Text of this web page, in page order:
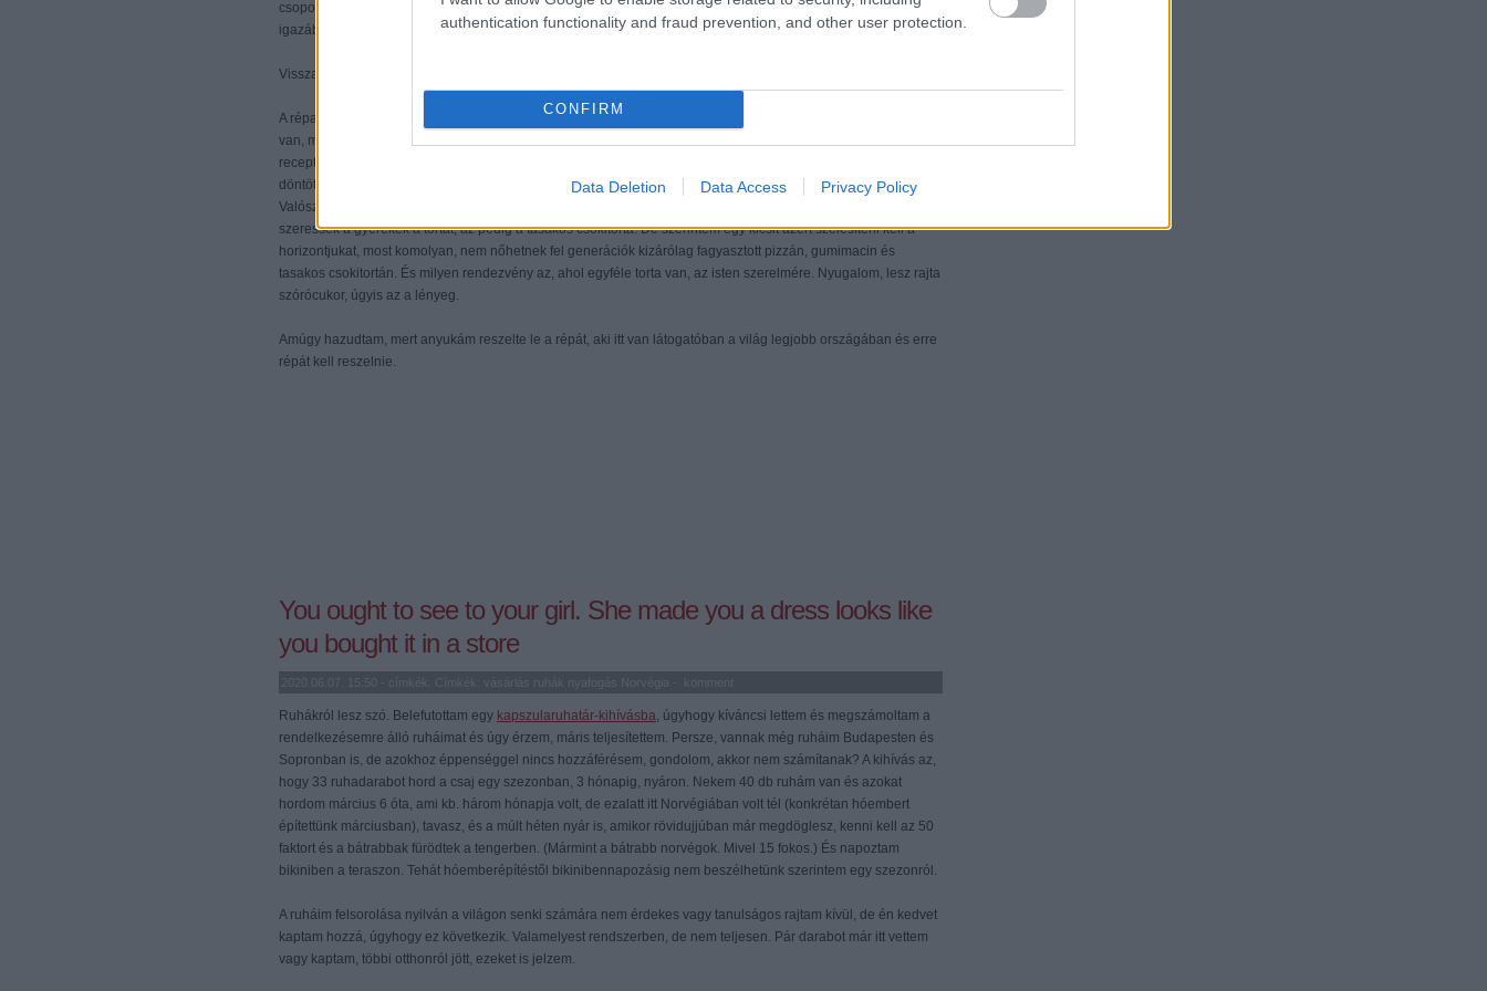
authentication functionality and fraud prevention, and other user protection.
CONFIRM
Data Deletion Data Access Privacy Policy
csoportba, hogy ki tudna hozni csokitortát? Másnap pedig írt nekem, hogy ha esetleg mégnincs kedvem,
igazából nem is kell tortát vinnem, mert már ketten hoznak két nagy csokitortát és annyi végül is elég.
Visszaírtam, hogy "
A répatorta - konkrétan ennek a norvég sütibloggernek a répatortája - bőven a szűk szociális normákon belül
van, mások is szokták hozni norvég gyerekrendezvényekre, konkrétan egy norvég anyukától kaptam a
receptet. Szóval nem baklavával vagy mákosgubával akarom sokkolni a norvég negyedikeseket. Úgy
döntöttem, úgy fogok tenni, mintha nem érteném a helyzetet, és széles mosollyal viszem a répatortát.
Valószínűleg egyébként nem én vagyok fura, hanem a szervező anyuka akar extra biztosra menni, hogy tutira
szeressék a gyerekek a tortát, az pedig a tasakos csokitorta. De szerintem egy kicsit azért szélesíteni kell a
horizontjukat, most komolyan, nem nőhetnek fel generációk kizárólag fagyasztott pizzán, gumimacin és
tasakos csokitortán. És milyen rendezvény az, ahol egyféle torta van, az isten szerelmére. Nyugalom, lesz rajta
szórócukor, úgyis az a lényeg.
Amúgy hazudtam, mert anyukám reszelte le a répát, aki itt van látogatóban a világ legjobb országában és erre
répát kell reszelnie.
You ought to see to your girl. She made you a dress looks like
you bought it in a store
2020.06.07. 15:50 - címkék: Címkék: nyafogás Norvégia
Ruhákról lesz szó. Belefutottam egy kapszularuhatár-kihívásba, úgyhogy kíváncsi lettem és megszámoltam a
rendelkezésemre álló ruháimat és úgy érzem, máris teljesítettem. Persze, vannak még ruháim Budapesten és
Sopronban is, de azokhoz éppenséggel nincs hozzáférésem, gondolom, akkor nem számítanak? A kihívás az,
hogy 33 ruhadarabot hord a csaj egy szezonban, 3 hónapig, nyáron. Nekem 40 db ruhám van és azokat
hordom március 6 óta, ami kb. három hónapja volt, de ezalatt itt Norvégiában volt tél (konkrétan hóembert
építettünk márciusban), tavasz, és a múlt héten nyár is, amikor rövidujjúban már megdöglesz, kenni kell az 50
faktort és a bátrabbak fürödtek a tengerben. (Mármint a bátrabb norvégok. Mivel 15 fokos.) És napoztam
bikiniben a teraszon. Tehát hóemberépítéstől bikinibennapozásig nem beszélhetünk szerintem egy szezonról.
A ruháim felsorolása nyilván a világon senki számára nem érdekes vagy tanulságos rajtam kívül, de én kedvet
kaptam hozzá, úgyhogy ez következik. Valamelyest rendszerben, de nem teljesen. Pár darabot már itt vettem
vagy kaptam, többi otthonról jött, ezeket is jelzem.